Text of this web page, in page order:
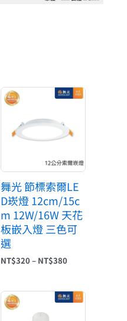
舞光 節標索爾LE
D崁燈 12cm/15c
m 12W/16W 天花
板嵌入燈 三色可
選
NT$320– NT$380
價
格
NT$320
價
格